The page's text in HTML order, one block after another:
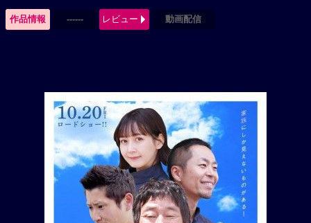
作品情報 ------ レビュー 動画配信